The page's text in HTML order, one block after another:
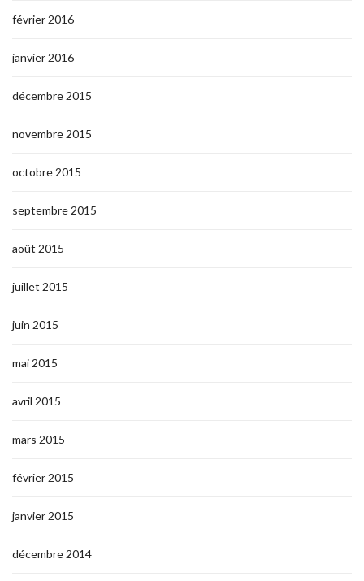
février 2016
janvier 2016
décembre 2015
novembre 2015
octobre 2015
septembre 2015
août 2015
juillet 2015
juin 2015
mai 2015
avril 2015
mars 2015
février 2015
janvier 2015
décembre 2014